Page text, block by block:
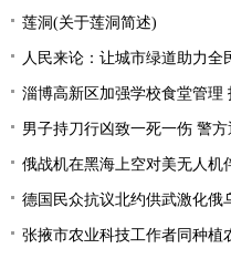
莲洞(关于莲洞简述)
人民来论：让城市绿道助力全
淄博高新区加强学校食堂管理
男子持刀行凶致一死一伤 警
俄战机在黑海上空对美无人机
德国民众抗议北约供武激化俄
张掖市农业科技工作者同种植